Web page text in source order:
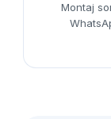
Montaj